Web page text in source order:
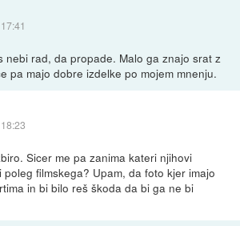
nebi rad, da propade. Malo ga znajo srat z
pa majo dobre izdelke po mojem mnenju.
Sicer me pa zanima kateri njihovi
filmskega? Upam, da foto kjer imajo
in bi bilo reš škoda da bi ga ne bi